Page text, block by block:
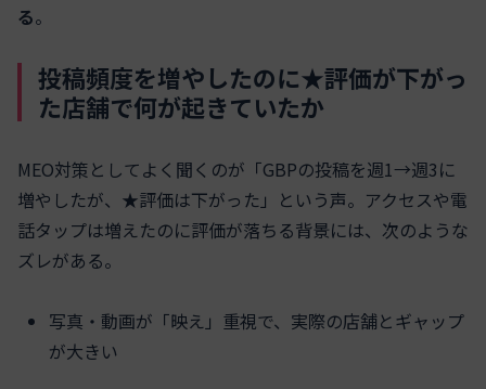
る。
投稿頻度を増やしたのに★評価が下がっ
た店舗で何が起きていたか
MEO対策としてよく聞くのが「GBPの投稿を週1→週3に
増やしたが、★評価は下がった」という声。アクセスや電
話タップは増えたのに評価が落ちる背景には、次のような
ズレがある。
写真・動画が「映え」重視で、実際の店舗とギャップ
が大きい